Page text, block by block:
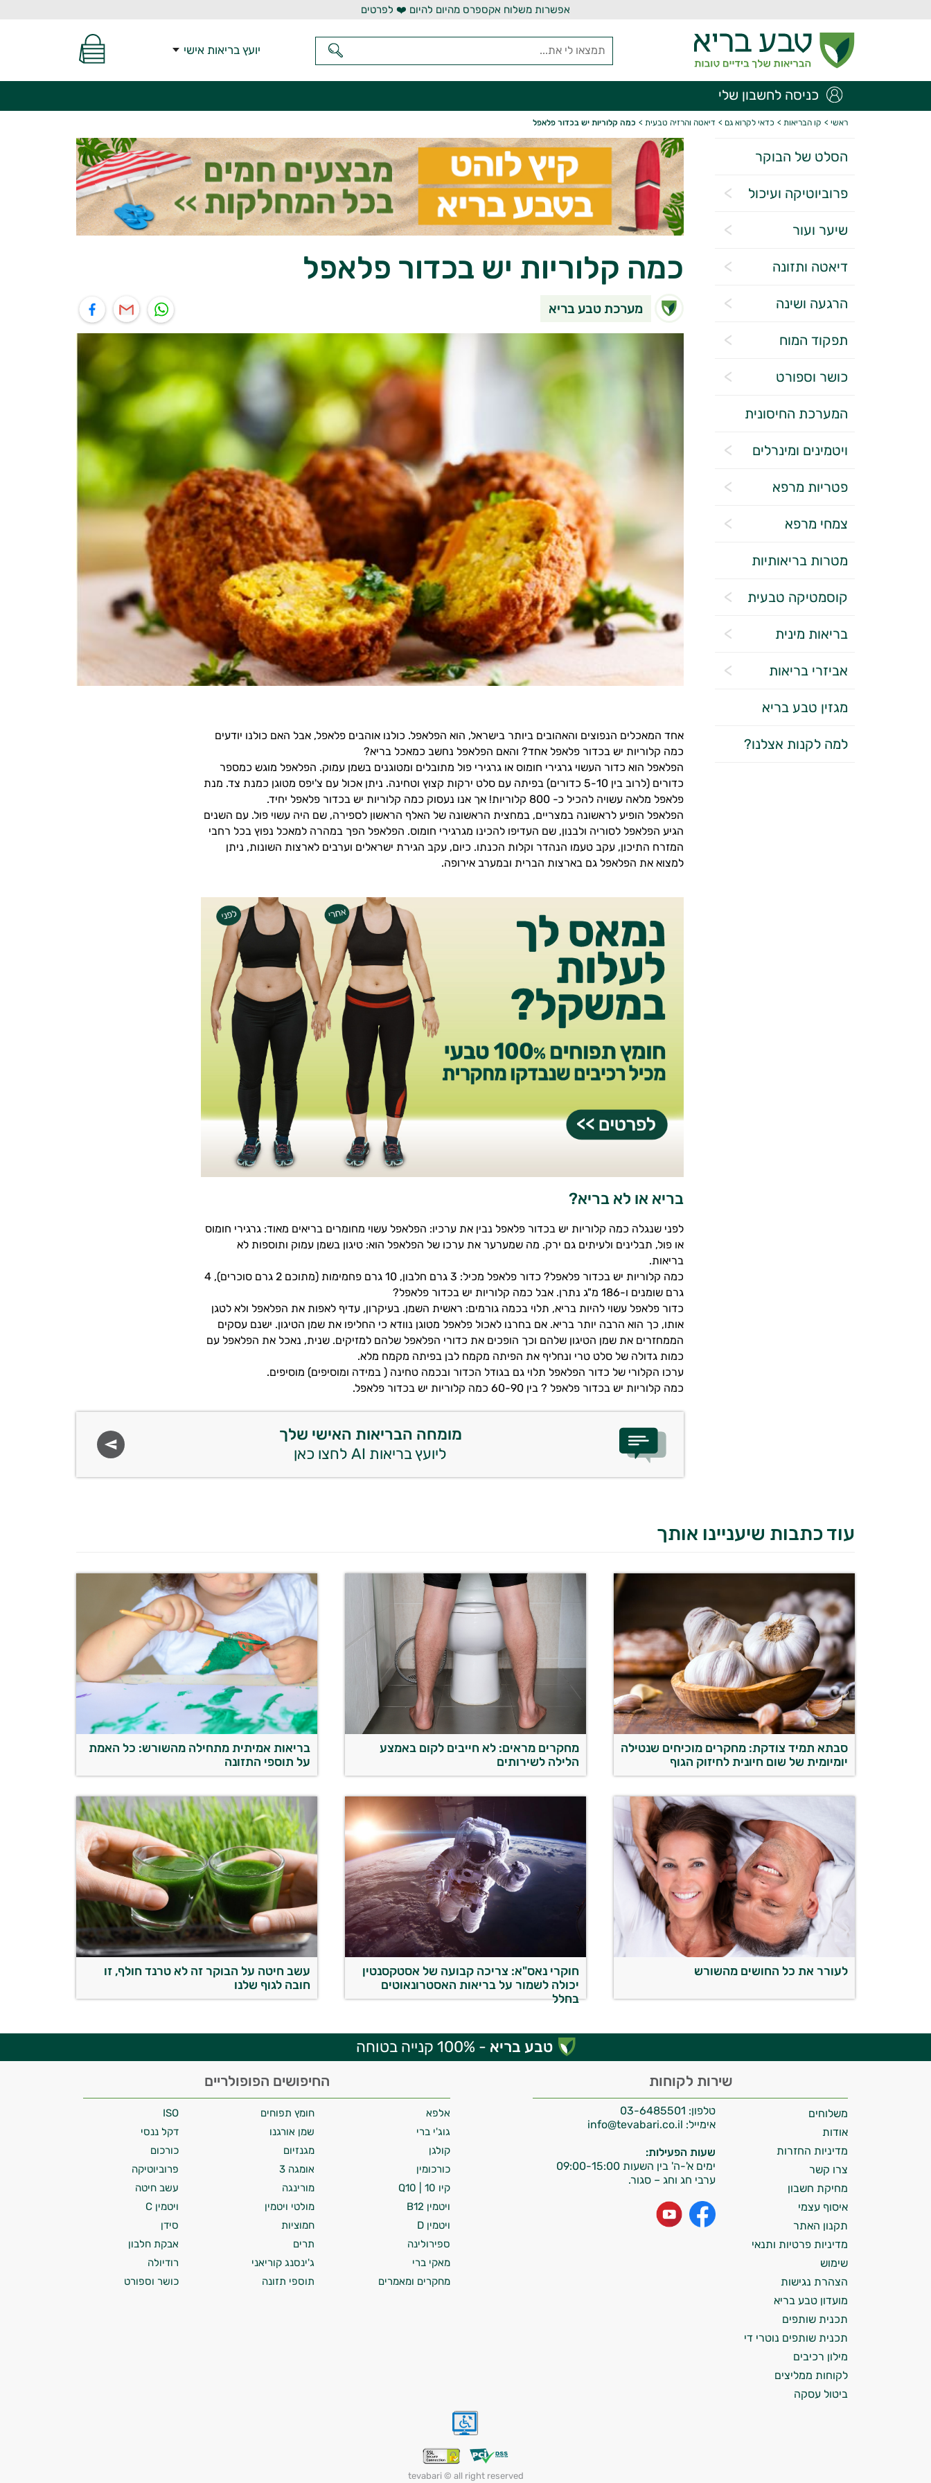
אפשרות משלוח אקספרס מהיום להיום ❤️ לפרטים
יועץ בריאות אישי
כניסה לחשבון שלי
ראשי > קו הבריאות > כדאי לקרוא גם > דיאטה והרזיה טבעית > כמה קלוריות יש בכדור פלאפל
הסלט של הבוקר
פרוביוטיקה ועיכול
שיער ועור
דיאטה ותזונה
הרגעה ושינה
תפקוד המוח
כושר וספורט
המערכת החיסונית
ויטמינים ומינרלים
פטריות מרפא
צמחי מרפא
מטרות בריאותיות
קוסמטיקה טבעית
בריאות מינית
אביזרי בריאות
מגזין טבע בריא
למה לקנות אצלנו?
כמה קלוריות יש בכדור פלאפל
מערכת טבע בריא
אחד המאכלים הנפוצים והאהובים ביותר בישראל, הוא הפלאפל. כולנו אוהבים פלאפל, אבל האם כולנו יודעים
כמה קלוריות יש בכדור פלאפל אחד? והאם הפלאפל נחשב כמאכל בריא?
הפלאפל הוא כדור העשוי גרגירי חומוס או גרגירי פול מתובלים ומטוגנים בשמן עמוק. הפלאפל מוגש כמספר
כדורים (לרוב בין 5-10 כדורים) בפיתה עם סלט ירקות קצוץ וטחינה. ניתן אכול עם צ'יפס מטוגן כמנת צד. מנת
פלאפל מלאה עשויה להכיל כ- 800 קלוריות! אך אנו נעסוק כמה קלוריות יש בכדור פלאפל יחיד.
הפלאפל הופיע לראשונה במצריים, במחצית הראשונה של האלף הראשון לספירה, שם היה עשוי פול. עם השנים
הגיע הפלאפל לסוריה ולבנון, שם העדיפו להכינו מגרגירי חומוס. הפלאפל הפך במהרה למאכל נפוץ בכל רחבי
המזרח התיכון, עקב טעמו הנהדר וקלות הכנתו. כיום, עקב הגירת ישראלים וערבים לארצות השונות, ניתן
למצוא את הפלאפל גם בארצות הברית ובמערב אירופה.
בריא או לא בריא?
לפני שנגלה כמה קלוריות יש בכדור פלאפל נבין את ערכיו: הפלאפל עשוי מחומרים בריאים מאוד: גרגירי חומוס
או פול, תבלינים ולעיתים גם ירק. מה שמערער את ערכו של הפלאפל הוא: טיגון בשמן עמוק ותוספות לא
בריאות.
כמה קלוריות יש בכדור פלאפל? כדור פלאפל מכיל: 3 גרם חלבון, 10 גרם פחמימות (מתוכם 2 גרם סוכרים), 4
גרם שומנים ו-186 מ"ג נתרן. אבל כמה קלוריות יש בכדור פלאפל?
כדור פלאפל עשוי להיות בריא, תלוי בכמה גורמים: ראשית השמן. בעיקרון, עדיף לאפות את הפלאפל ולא לטגן
אותו, כך הוא הרבה יותר בריא. אם בחרנו לאכול פלאפל מטוגן נוודא כי החליפו את שמן הטיגון. ישנם עסקים
הממחזרים את שמן הטיגון שלהם וכך הופכים את כדורי הפלאפל שלהם למזיקים. שנית, נאכל את הפלאפל עם
כמות גדולה של סלט טרי ונחליף את הפיתה מקמח לבן בפיתה מקמח מלא.
ערכו הקלורי של כדור הפלאפל תלוי גם בגודל הכדור ובכמה טחינה ( במידה ומוסיפים) מוסיפים.
כמה קלוריות יש בכדור פלאפל ? בין 60-90 כמה קלוריות יש בכדור פלאפל.
מומחה הבריאות האישי שלך
ליועץ בריאות AI לחצו כאן
עוד כתבות שיעניינו אותך
סבתא תמיד צודקת: מחקרים מוכיחים שנטילה
יומיומית של שום חיונית לחיזוק הגוף
מחקרים מראים: לא חייבים לקום באמצע
הלילה לשירותים
בריאות אמיתית מתחילה מהשורש: כל האמת
על תוספי התזונה
לעורר את כל החושים מהשורש
חוקרי נאס"א: צריכה קבועה של אסטקסנטין
יכולה לשמור על בריאות האסטרונאוטים
בחלל
עשב חיטה על הבוקר זה לא טרנד חולף, זו
חובה לגוף שלנו
טבע בריא - 100% קנייה בטוחה
שירות לקוחות
טלפון: 03-6485501
אימייל:
שעות הפעילות:
ימים א'-ה' בין השעות 09:00-15:00
ערבי חג וחג – סגור.
משלוחים
אודות
מדיניות החזרות
צרו קשר
מחיקת חשבון
איסוף עצמי
תקנון האתר
מדיניות פרטיות ותנאי
שימוש
הצהרת נגישות
מועדון טבע בריא
תכנית שותפים
תכנית שותפים נוטרי די
מילון רכיבים
לקוחות ממליצים
ביטול עסקה
החיפושים הפופולריים
אלפא חומץ תפוחים
ISO
גוג'י ברי
שמן אורגנו
דקל ננסי
קולגן
מגנזיום
כורכום
כורכומין
אומגה 3
פרוביוטיקה
קיו 10 | Q10
מורינגה
עשב חיטה
ויטמין B12
מולטי ויטמין
ויטמין C
ויטמין D
חמוציות
סידן
ספירולינה
תרים
אבקת חלבון
מאקי ברי
ג'ינסנג קוריאני
רודיולה
מחקרים ומאמרים
תוספי תזונה כושר וספורט
tevabari © all right reserved
יועץ בריאות אישי AI
התשובות שלי מבוססות על מאגרי מידע קליניים
וספרות מקצועית בתחומי הרפואה הטבעית
ותזונת הספורט.
אני כאן כדי לעזור לך להתאים את תוספי
התזונה ומוצרי הבריאות המדויקים למטרות
ולמצב הגופני שלך, ולהסביר לך אילו רכיבים
עובדים יחד כדי למקסם תוצאות גם בחיי היום
המטרה שלי היא להתאים עבורך המלצות
אישיות מבוססות מדעית.